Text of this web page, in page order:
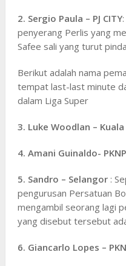
2. Sergio Paula – PJ CITY
penyerang Perlis yang
Safee sali yang turut
Berikut adalah nama
tempat last-last minute
dalam Liga Super
3. Luke Woodlan –
4. Amani Guinaldo- PKNP
5. Sandro – Selangor :
pengurusan Persatuan
mengambil seorang lagi
yang disebut tersebut
6. Giancarlo Lopes –